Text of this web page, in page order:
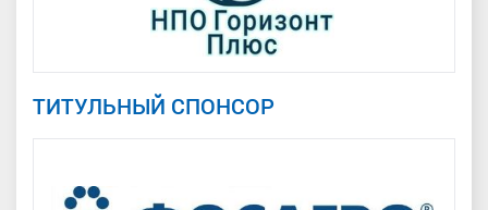
ТИТУЛЬНЫЙ СПОНСОР